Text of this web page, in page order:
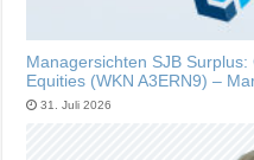
Managersichten SJB
Equities (WKN A3ERN9) –
31. Juli 2026